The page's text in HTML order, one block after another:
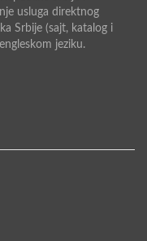
usluga direktnog
Srbije (sajt, katalog i
jeziku.